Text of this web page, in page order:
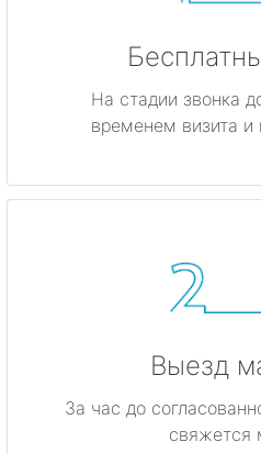
На стадии звонка
временем визита и
Выезд
За час до
свяжется